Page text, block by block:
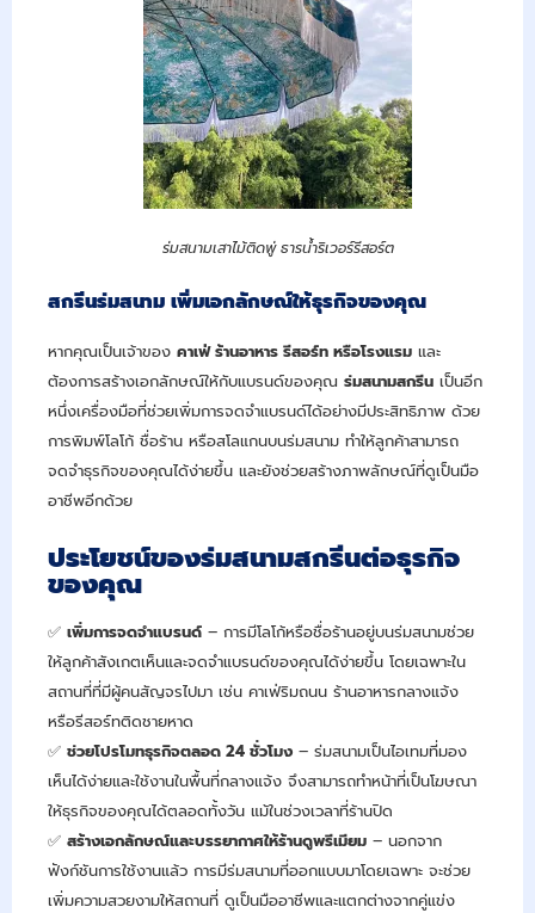
ร่มสนามเสาไม้ติดพู่ ธารน้ำริเวอร์รีสอร์ต
สกรีนร่มสนาม เพิ่มเอกลักษณ์ให้ธุรกิจของคุณ
หากคุณเป็นเจ้าของคาเฟ่ ร้านอาหาร รีสอร์ท หรือโรงแรม และ
ต้องการสร้างเอกลักษณ์ให้กับแบรนด์ของคุณร่มสนามสกรีน เป็นอีก
หนึ่งเครื่องมือที่ช่วยเพิ่มการจดจำแบรนด์ได้อย่างมีประสิทธิภาพ ด้วย
การพิมพ์โลโก้ ชื่อร้าน หรือสโลแกนบนร่มสนาม ทำให้ลูกค้าสามารถ
จดจำธุรกิจของคุณได้ง่ายขึ้น และยังช่วยสร้างภาพลักษณ์ที่ดูเป็นมือ
อาชีพอีกด้วย
ประโยชน์ของร่มสนามสกรีนต่อธุรกิจ
ของคุณ
✅เพิ่มการจดจำแบรนด์ – การมีโลโก้หรือชื่อร้านอยู่บนร่มสนามช่วย
ให้ลูกค้าสังเกตเห็นและจดจำแบรนด์ของคุณได้ง่ายขึ้น โดยเฉพาะใน
สถานที่ที่มีผู้คนสัญจรไปมา เช่น คาเฟ่ริมถนน ร้านอาหารกลางแจ้ง
หรือรีสอร์ทติดชายหาด
✅ช่วยโปรโมทธุรกิจตลอด 24 ชั่วโมง – ร่มสนามเป็นไอเทมที่มอง
เห็นได้ง่ายและใช้งานในพื้นที่กลางแจ้ง จึงสามารถทำหน้าที่เป็นโฆษณา
ให้ธุรกิจของคุณได้ตลอดทั้งวัน แม้ในช่วงเวลาที่ร้านปิด
✅สร้างเอกลักษณ์และบรรยากาศให้ร้านดูพรีเมียม – นอกจาก
ฟังก์ชันการใช้งานแล้ว การมีร่มสนามที่ออกแบบมาโดยเฉพาะ จะช่วย
เพิ่มความสวยงามให้สถานที่ ดูเป็นมืออาชีพและแตกต่างจากคู่แข่ง